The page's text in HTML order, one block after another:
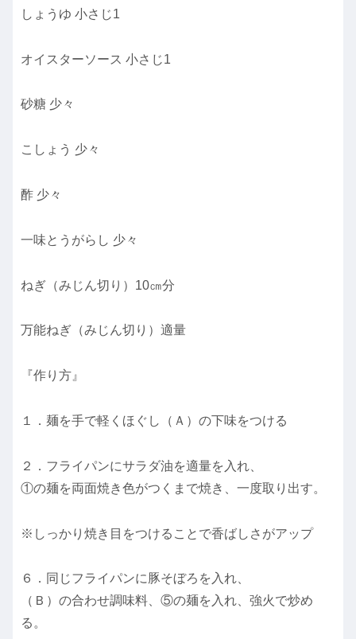
しょうゆ 小さじ1
オイスターソース 小さじ1
砂糖 少々
こしょう 少々
酢 少々
一味とうがらし 少々
ねぎ（みじん切り）10㎝分
万能ねぎ（みじん切り）適量
『作り方』
１．麺を手で軽くほぐし（Ａ）の下味をつける
２．フライパンにサラダ油を適量を入れ、
①の麺を両面焼き色がつくまで焼き、一度取り出す。
※しっかり焼き目をつけることで香ばしさがアップ
６．同じフライパンに豚そぼろを入れ、
（Ｂ）の合わせ調味料、⑤の麺を入れ、強火で炒め
る。